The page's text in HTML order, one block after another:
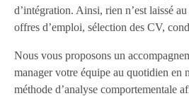
d’intégration. Ainsi, rien n’est laissé
offres d’emploi, sélection des CV,
Nous vous proposons un
manager votre équipe au quotidien en
méthode d’analyse comportementale